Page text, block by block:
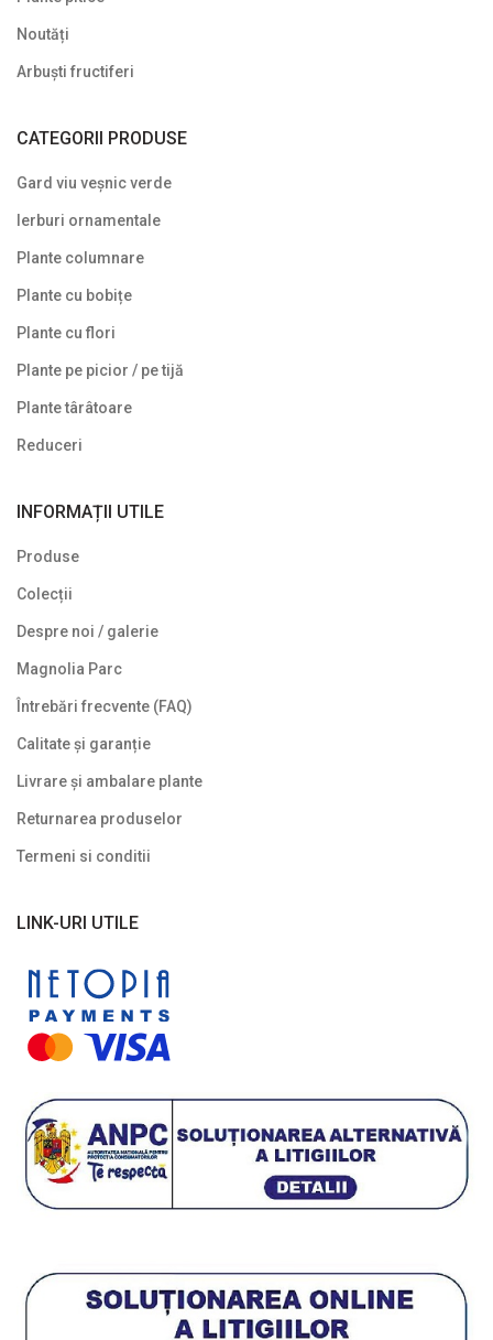
Yucca
Arbuști fructiferi
Conifere
Ghivece de piatra
Ierburi ornamentale
Plante agățătoare
Plante columnare
Plante cu bobițe
Plante cu flori
Plante cu frunze albastre/ argintii
Plante cu frunze în două culori
Plante cu frunze verzi
Plante cu frunze vișinii/bordo
Plante pentru garduri vii
Plante pentru stâncării
Plante târâtoare
Noutăți
Arbuști fructiferi
CATEGORII PRODUSE
Gard viu veșnic verde
Ierburi ornamentale
Plante columnare
Plante cu bobițe
Plante cu flori
Plante pe picior / pe tijă
Plante târâtoare
Reduceri
INFORMAȚII UTILE
Produse
Colecții
Despre noi / galerie
Magnolia Parc
Întrebări frecvente (FAQ)
Calitate și garanție
Livrare și ambalare plante
Returnarea produselor
Termeni si conditii
LINK-URI UTILE